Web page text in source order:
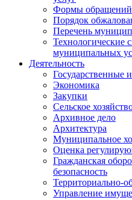
Формы обращений
Порядок
Перечень
Технологические
муниципальных
Деятельность
Государственные
Экономика
Закупки
Сельское
Архивное дело
Архитектура
Муниципальное
Оценка
Гражданская
безопасность
Территориально-
Управление